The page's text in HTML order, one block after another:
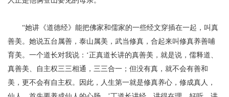
“她讲《道德经》能把佛家和儒家的一些经文穿插在一起，叫真
善美。她说五台 属善 ，泰山属美 ， 武当修真 ，合起来叫修真养善哺
育美。一个道长对我说： ‘正真道长讲的真善美，就是说，儒释道、
真善美、自主权三三相通，三三合一；但没有真，就不会有善和
美，更不会有自主权。因此，人生第一就是修真养心，修成真人，